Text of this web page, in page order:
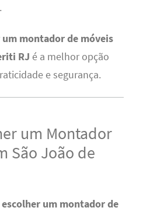
montador de móveis
RJ é a melhor opção
e segurança.
um Montador
São João de
um montador de